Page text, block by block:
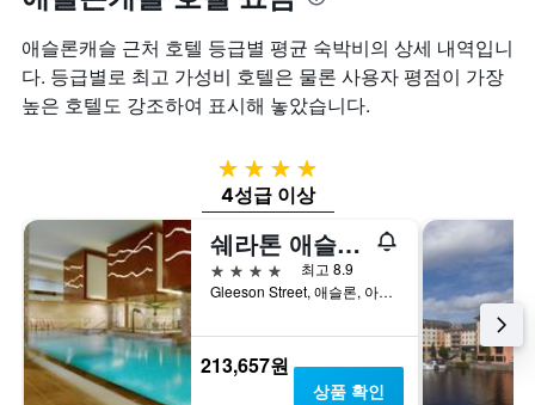
애슬론캐슬 근처 호텔 등급별 평균 숙박비의 상세 내역입니
다. 등급별로 최고 가성비 호텔은 물론 사용자 평점이 가장
높은 호텔도 강조하여 표시해 놓았습니다.
4성급
4성급 이상
쉐라톤 애슬론 호텔
4성급
최고 8.9
Gleeson Street, 애슬론, 아일랜드
213,657원
상품 확인